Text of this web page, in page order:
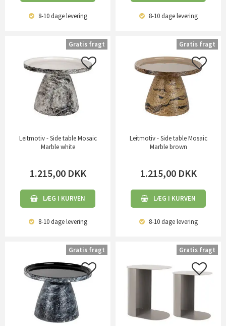
8-10 dagelevering 8-10 dagelevering
Leitmotiv - Side table Mosaic
Marble white
1.215,00 DKK
LÆG I KURVEN
8-10 dagelevering
Gratis fragt
Leitmotiv - Side table Mosaic
Marble brown
1.215,00 DKK
LÆG I KURVEN
8-10 dagelevering
Gratis fragt
Gratis fragt Gratis fragt